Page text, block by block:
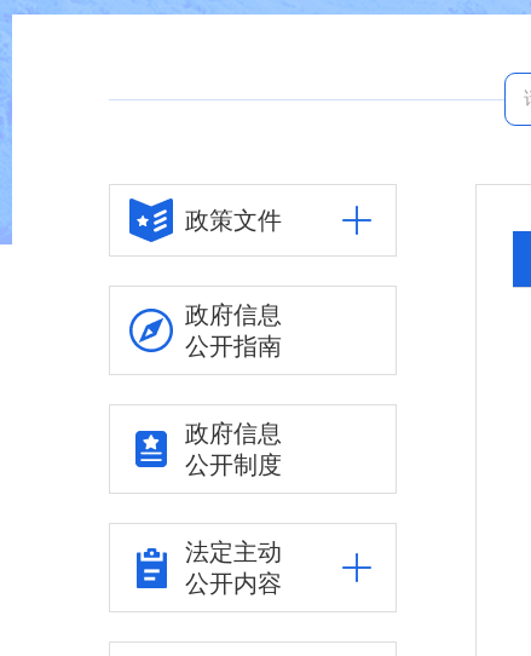
政策文件
政府信息
公开指南
政府信息
公开制度
法定主动
公开内容